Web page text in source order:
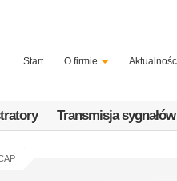
Start
O firmie
Transmisja sygnałów